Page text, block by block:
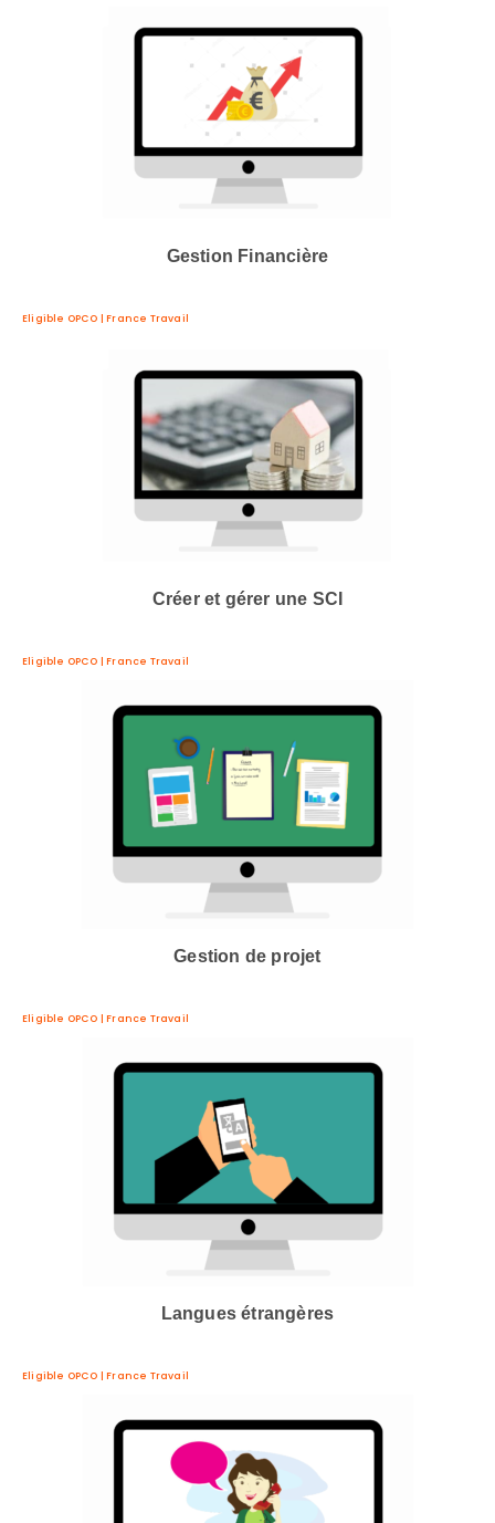
Gestion Financière
Eligible OPCO | France Travail
Créer et gérer une SCI
Eligible OPCO | France Travail
Gestion de projet
Eligible OPCO | France Travail
Langues étrangères
Eligible OPCO | France Travail